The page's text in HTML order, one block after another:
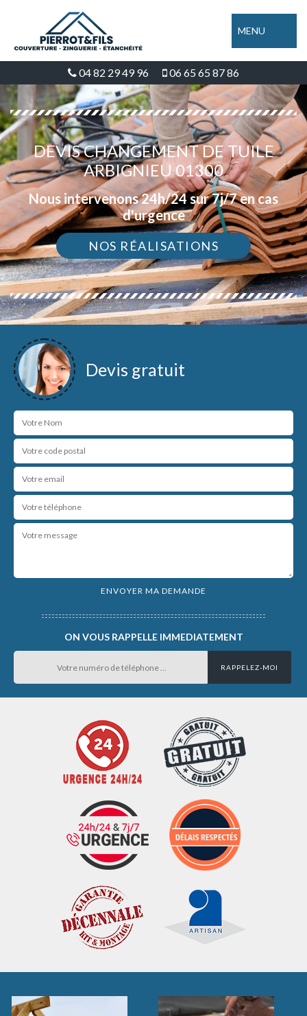
MENU
04 82 29 49 96 06 65 65 87 86
DEVIS CHANGEMENT DE TUILE
ARBIGNIEU 01300
Nous intervenons 24h/24 sur 7j/7 en cas
d'urgence
NOS RÉALISATIONS
Devis gratuit
ON VOUS RAPPELLE IMMEDIATEMENT